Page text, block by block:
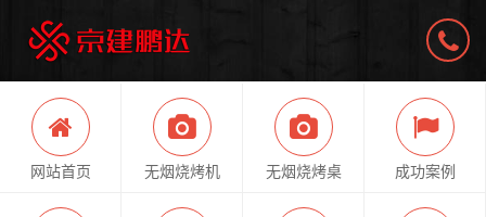
网站首页 无烟烧烤机 无烟烧烤桌 成功案例